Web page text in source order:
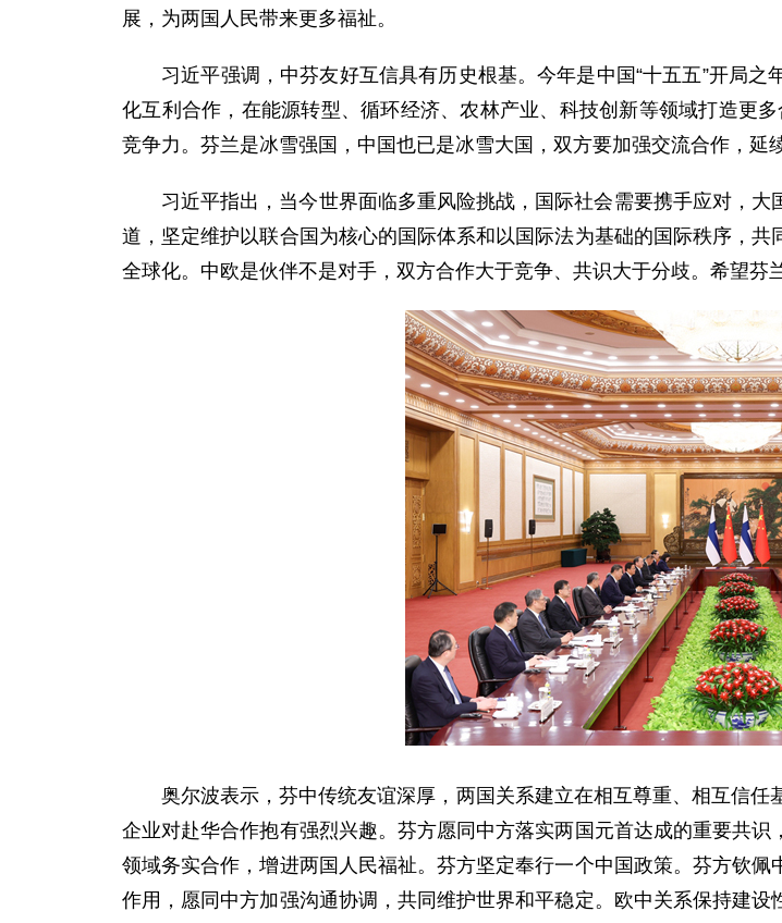
展，为两国人民带来更多福祉。
习近平强调，中芬友好互信具有历史根基。今年是中国“十五五”开局
化互利合作，在能源转型、循环经济、农林产业、科技创新等领域打造更
竞争力。芬兰是冰雪强国，中国也已是冰雪大国，双方要加强交流合作，延
习近平指出，当今世界面临多重风险挑战，国际社会需要携手应对，
道，坚定维护以联合国为核心的国际体系和以国际法为基础的国际秩序，
全球化。中欧是伙伴不是对手，双方合作大于竞争、共识大于分歧。希望芬
奥尔波表示，芬中传统友谊深厚，两国关系建立在相互尊重、相互信
企业对赴华合作抱有强烈兴趣。芬方愿同中方落实两国元首达成的重要共
领域务实合作，增进两国人民福祉。芬方坚定奉行一个中国政策。芬方钦
作用，愿同中方加强沟通协调，共同维护世界和平稳定。欧中关系保持建